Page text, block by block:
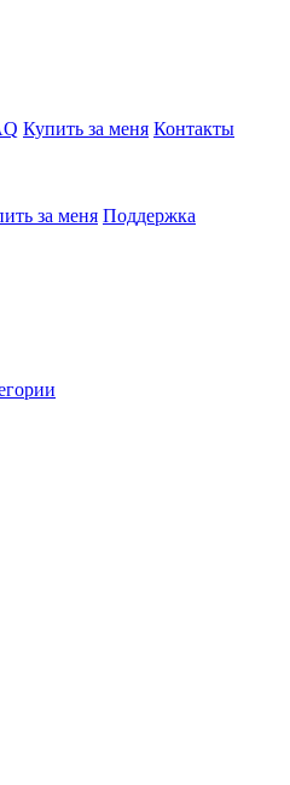
Купить за меня Контакты
за меня Поддержка